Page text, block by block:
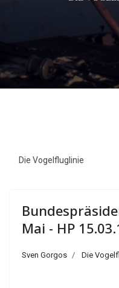
Die Vogelfluglinie
Mai - HP
Sven Gorgos Die